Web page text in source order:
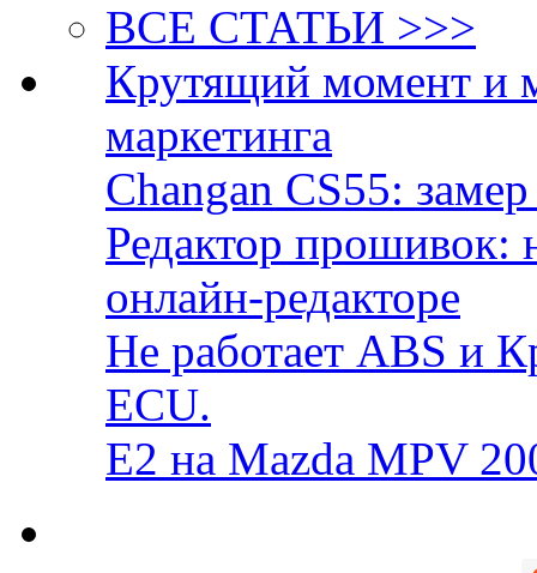
ВСЕ СТАТЬИ >>>
Крутящий момент и
маркетинга
Changan CS55:
Редактор прошивок:
онлайн-редакторе
Не работает ABS и
ECU.
E2 на Mazda MPV